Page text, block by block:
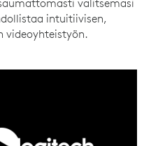
valitsemasi
intuitiivisen,
videoyhteistyön.